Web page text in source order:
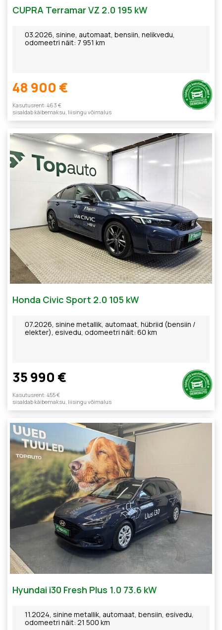
CUPRA Terramar VZ 2.0 195 kW
03.2026, sinine, automaat, bensiin, nelikvedu,
odomeetri näit: 7 951 km
48 900 €
Kasutusrent: 463 €
sisaldab käibemaksu, liisingu võimalus
Honda Civic Sport 2.0 105 kW
07.2026, sinine metallik, automaat, hübriid (bensiin /
elekter), esivedu, odomeetri näit: 60 km
35 990 €
Kasutusrent: 455 €
sisaldab käibemaksu, liisingu võimalus
Hyundai i30 Fresh Plus 1.0 73.6 kW
11.2024, sinine metallik, automaat, bensiin, esivedu,
odomeetri näit: 21 500 km